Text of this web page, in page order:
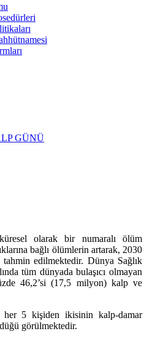
GÜNÜ
olarak bir numaralı ölüm
bağlı ölümlerin artarak, 2030
tahmin edilmektedir. Dünya Sağlık
tüm dünyada bulaşıcı olmayan
46,2’si (17,5 milyon) kalp ve
her 5 kişiden ikisinin kalp-damar
görülmektedir.